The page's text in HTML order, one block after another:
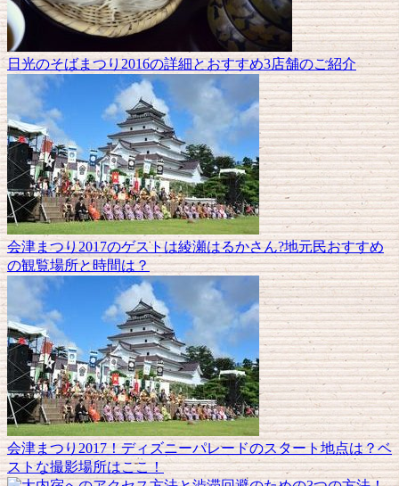
日光のそばまつり2016の詳細とおすすめ3店舗のご紹介
会津まつり2017のゲストは綾瀬はるかさん?地元民おすすめ
の観覧場所と時間は？
会津まつり2017！ディズニーパレードのスタート地点は？ベ
ストな撮影場所はここ！